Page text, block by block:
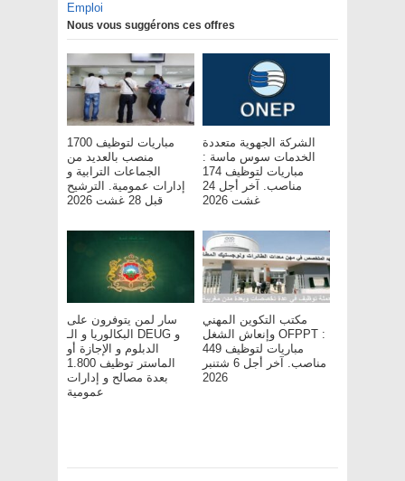
Emploi
Nous vous suggérons ces offres
مباريات لتوظيف 1700
منصب بالعديد من
الجماعات الترابية و
إدارات عمومية. الترشيح
قبل 28 غشت 2026
الشركة الجهوية متعددة
الخدمات سوس ماسة :
مباريات لتوظيف 174
مناصب. آخر أجل 24
غشت 2026
سار لمن يتوفرون على
البكالوريا و الـ DEUG و
الدبلوم و الإجازة أو
الماستر توظيف 1.800
بعدة مصالح و إدارات
عمومية
مكتب التكوين المهني
وإنعاش الشغل OFPPT :
مباريات لتوظيف 449
مناصب. آخر أجل 6 شتنبر
2026